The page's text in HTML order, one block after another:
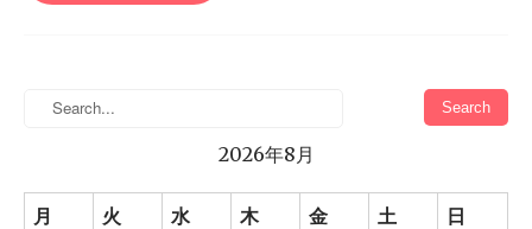
2026年8月
月 火 水 木 金 土
日